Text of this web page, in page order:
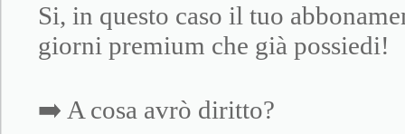
Si, in questo caso il tuo
giorni premium che già possiedi!
➡️ A cosa avrò diritto?